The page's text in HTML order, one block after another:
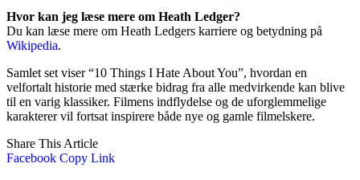
Hvor kan jeg læse mere om Heath Ledger?
Du kan læse mere om Heath Ledgers karriere og betydning på
Wikipedia.
Samlet set viser “10 Things I Hate About You”, hvordan en
velfortalt historie med stærke bidrag fra alle medvirkende kan blive
til en varig klassiker. Filmens indflydelse og de uforglemmelige
karakterer vil fortsat inspirere både nye og gamle filmelskere.
Share This Article
Facebook Copy Link